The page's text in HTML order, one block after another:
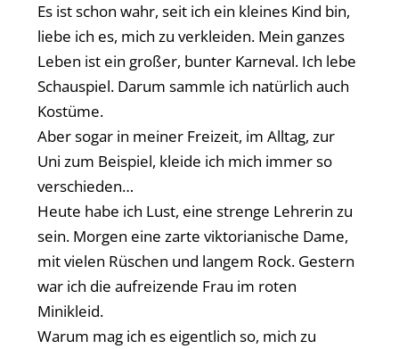
Es ist schon wahr, seit ich ein kleines Kind bin,
liebe ich es, mich zu verkleiden. Mein ganzes
Leben ist ein großer, bunter Karneval. Ich lebe
Schauspiel. Darum sammle ich natürlich auch
Kostüme.
Aber sogar in meiner Freizeit, im Alltag, zur
Uni zum Beispiel, kleide ich mich immer so
verschieden…
Heute habe ich Lust, eine strenge Lehrerin zu
sein. Morgen eine zarte viktorianische Dame,
mit vielen Rüschen und langem Rock. Gestern
war ich die aufreizende Frau im roten
Minikleid.
Warum mag ich es eigentlich so, mich zu